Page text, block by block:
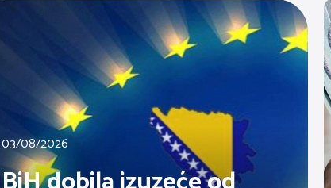
03/08/2026